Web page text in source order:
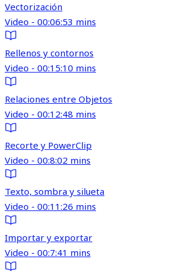
Vectorización
Video - 00:06:53 mins
Rellenos y contornos
Video - 00:15:10 mins
Relaciones entre Objetos
Video - 00:12:48 mins
Recorte y PowerClip
Video - 00:8:02 mins
Texto, sombra y silueta
Video - 00:11:26 mins
Importar y exportar
Video - 00:7:41 mins